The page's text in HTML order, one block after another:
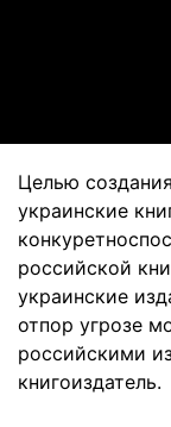
Целью
украинские
российской
украинские
отпор угрозе
российскими
книгоиздатель.